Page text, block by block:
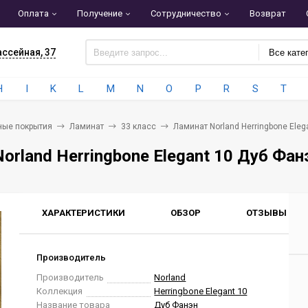
Оплата Получение Сотрудничество Возврат
37 Все
I K L M N O P R S T
покрытия Ламинат 33 класс Ламинат Norland Herringbone
Herringbone Elegant 10 Дуб
ХАРАКТЕРИСТИКИ ОБЗОР ОТЗЫВЫ
Производитель
Производитель
Norland
Коллекция
Herringbone Elegant 10
Название товара
Дуб Фанэн